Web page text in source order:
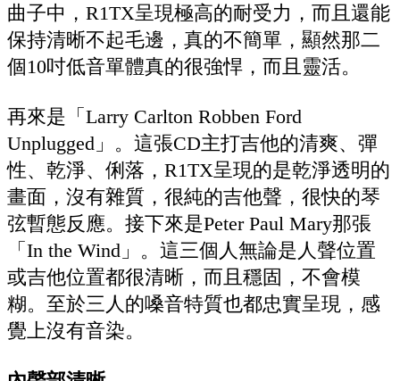
曲子中，R1TX呈現極高的耐受力，而且還能
保持清晰不起毛邊，真的不簡單，顯然那二
個10吋低音單體真的很強悍，而且靈活。
再來是「Larry Carlton Robben Ford
Unplugged」。這張CD主打吉他的清爽、彈
性、乾淨、俐落，R1TX呈現的是乾淨透明的
畫面，沒有雜質，很純的吉他聲，很快的琴
弦暫態反應。接下來是Peter Paul Mary那張
「In the Wind」。這三個人無論是人聲位置
或吉他位置都很清晰，而且穩固，不會模
糊。至於三人的嗓音特質也都忠實呈現，感
覺上沒有音染。